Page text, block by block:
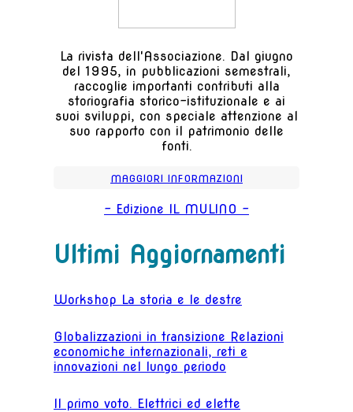
La rivista dell'Associazione. Dal giugno
del 1995, in pubblicazioni semestrali,
raccoglie importanti contributi alla
storiografia storico-istituzionale e ai
suoi sviluppi, con speciale attenzione al
suo rapporto con il patrimonio delle
fonti.
MAGGIORI INFORMAZIONI
- Edizione IL MULINO -
Ultimi Aggiornamenti
Workshop La storia e le destre
Globalizzazioni in transizione Relazioni
economiche internazionali, reti e
innovazioni nel lungo periodo
Il primo voto. Elettrici ed elette